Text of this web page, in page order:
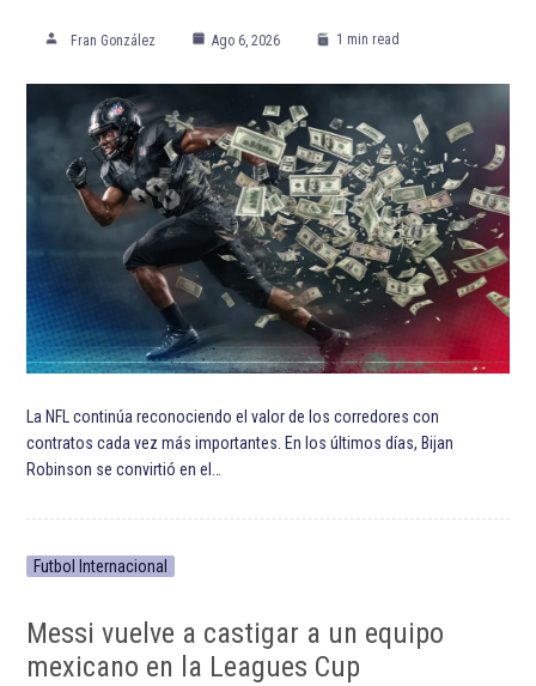
Fran González Ago 6, 2026 1 min read
La NFL continúa reconociendo el valor de los corredores con
contratos cada vez más importantes. En los últimos días, Bijan
Robinson se convirtió en el…
Futbol Internacional
Messi vuelve a castigar a un equipo
mexicano en la Leagues Cup